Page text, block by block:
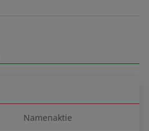
Namenaktie